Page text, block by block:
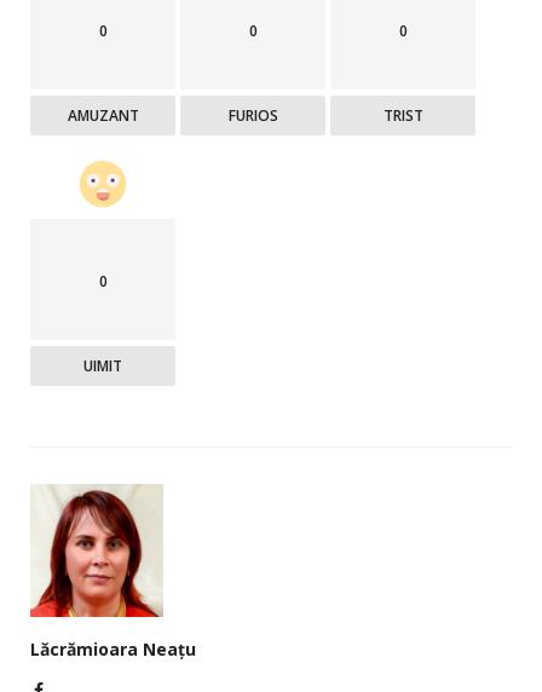
0
AMUZANT
0
FURIOS
0
TRIST
0
UIMIT
Lăcrămioara Neațu